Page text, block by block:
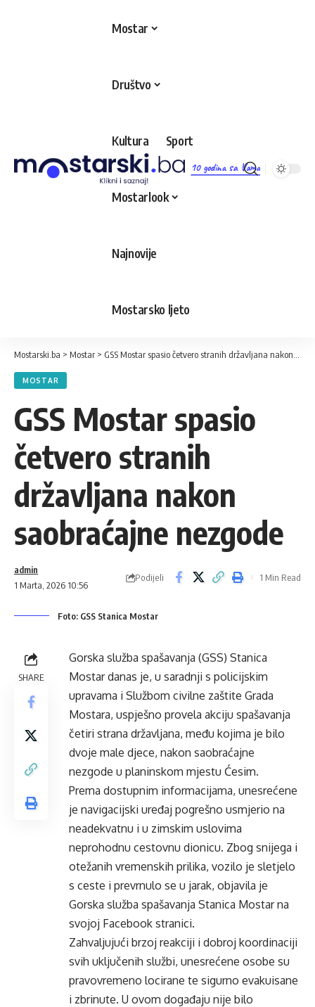
10 godina sa Vama
Mostar
Društvo
Kultura Sport
Mostarlook
Najnovije
Mostarsko ljeto
Mostarski.ba > Mostar > GSS Mostar spasio četvero stranih državljana nakon saobraćajne nezgode
MOSTAR
GSS Mostar spasio
četvero stranih
državljana nakon
saobraćajne nezgode
1 Marta, 2026 10:56
admin
Podijeli 1 Min Read
Foto: GSS Stanica Mostar
SHARE
Gorska služba spašavanja (GSS) Stanica
Mostar danas je, u saradnji s policijskim
upravama i Službom civilne zaštite Grada
Mostara, uspješno provela akciju spašavanja
četiri strana državljana, među kojima je bilo
dvoje male djece, nakon saobraćajne
nezgode u planinskom mjestu Ćesim.
Prema dostupnim informacijama, unesrećene
je navigacijski uređaj pogrešno usmjerio na
neadekvatnu i u zimskim uslovima
neprohodnu cestovnu dionicu. Zbog snijega i
otežanih vremenskih prilika, vozilo je sletjelo
s ceste i prevrnulo se u jarak, objavila je
Gorska služba spašavanja Stanica Mostar na
svojoj Facebook stranici.
Zahvaljujući brzoj reakciji i dobroj koordinaciji
svih uključenih službi, unesrećene osobe su
pravovremeno locirane te sigurno evakuisane
i zbrinute. U ovom događaju nije bilo